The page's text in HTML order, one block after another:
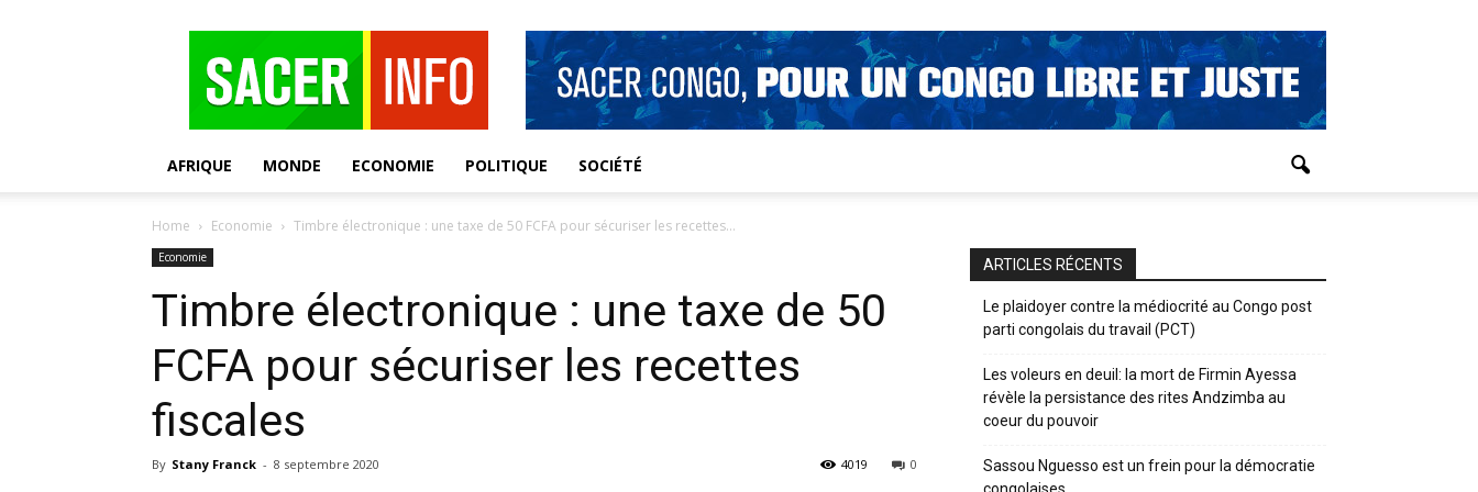
AFRIQUE MONDE ECONOMIE POLITIQUE SOCIÉTÉ
Home Economie Timbre électronique : une taxe de 50 FCFA pour sécuriser les recettes...
Economie
Timbre électronique : une taxe de 50
FCFA pour sécuriser les recettes
fiscales
By Stany Franck - 8 septembre 2020 0
4019
ARTICLES RÉCENTS
Le plaidoyer contre la médiocrité au Congo post
parti congolais du travail (PCT)
Les voleurs en deuil: la mort de Firmin Ayessa
révèle la persistance des rites Andzimba au
coeur du pouvoir
Sassou Nguesso est un frein pour la démocratie